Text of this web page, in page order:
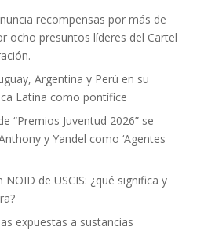
recompensas por más de
ocho presuntos líderes del Cartel
Argentina y Perú en su
Latina como pontífice
“Premios Juventud 2026” se
y Yandel como ‘Agentes
NOID de USCIS: ¿qué significa y
expuestas a sustancias